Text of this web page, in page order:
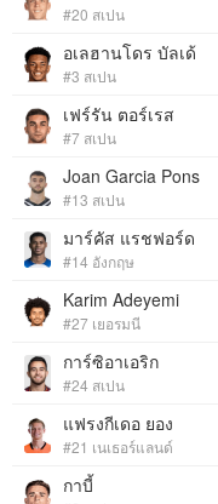
#20 สเปน
อเลฮานโดร บัลเด้
#3 สเปน
เฟร์รัน ตอร์เรส
#7 สเปน
Joan Garcia Pons
#13 สเปน
มาร์คัส แรชฟอร์ด
#14 อังกฤษ
Karim Adeyemi
#27 เยอรมนี
การ์ซิอาเอริก
#24 สเปน
แฟรงกีเดอ ยอง
#21 เนเธอร์แลนด์
กาบี้